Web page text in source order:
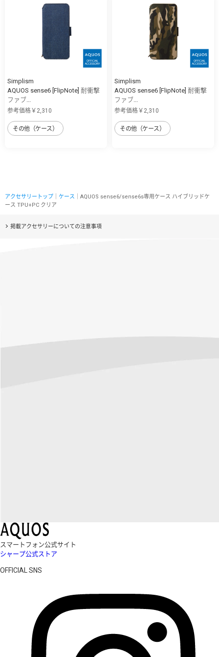
Simplism
AQUOS sense6 [FlipNote] 耐衝撃
ファブ...
参考価格￥2,310
その他（ケース）
Simplism
AQUOS sense6 [FlipNote] 耐衝撃
ファブ...
参考価格￥2,310
その他（ケース）
アクセサリートップ ケース ｜AQUOS sense6/sense6s専用ケース ハイブリッドケ
ース TPU+PC クリア
掲載アクセサリーについての注意事項
スマートフォン公式サイト
シャープ公式ストア
OFFICIAL SNS